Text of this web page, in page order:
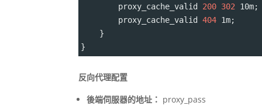
        proxy_cache_valid
200 302 10m;
        proxy_cache_valid
404 1m;
    }
}
反向代理配置
後端伺服器的地址： proxy_pass